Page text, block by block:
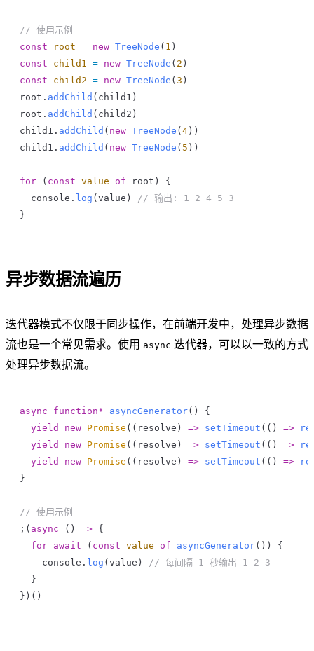
// 使用示例
const root = new TreeNode ( 1 )
const child1 = new TreeNode ( 2 )
const child2 = new TreeNode ( 3 )
root . addChild ( child1 )
root . addChild ( child2 )
child1 . addChild ( new TreeNode ( 4 ))
child1 . addChild ( new TreeNode ( 5 ))
for ( const value of root ) {
  console
. log ( value )
// 输出: 1 2 4 5 3
}
异步数据流遍历
迭代器模式不仅限于同步操作，在前端开发中，处理异步数据
流也是一个常见需求。使用 async 迭代器，可以以一致的方式
处理异步数据流。
async function* asyncGenerator() {
  yield
new Promise (( resolve ) => setTimeout (() =>
  yield
new Promise (( resolve ) => setTimeout (() =>
  yield
new Promise (( resolve ) => setTimeout (() =>
}
// 使用示例
;( async () => {
  for
await ( const value of asyncGenerator()) {
    console
. log ( value )
// 每间隔 1 秒输出 1 2 3
  }
})()